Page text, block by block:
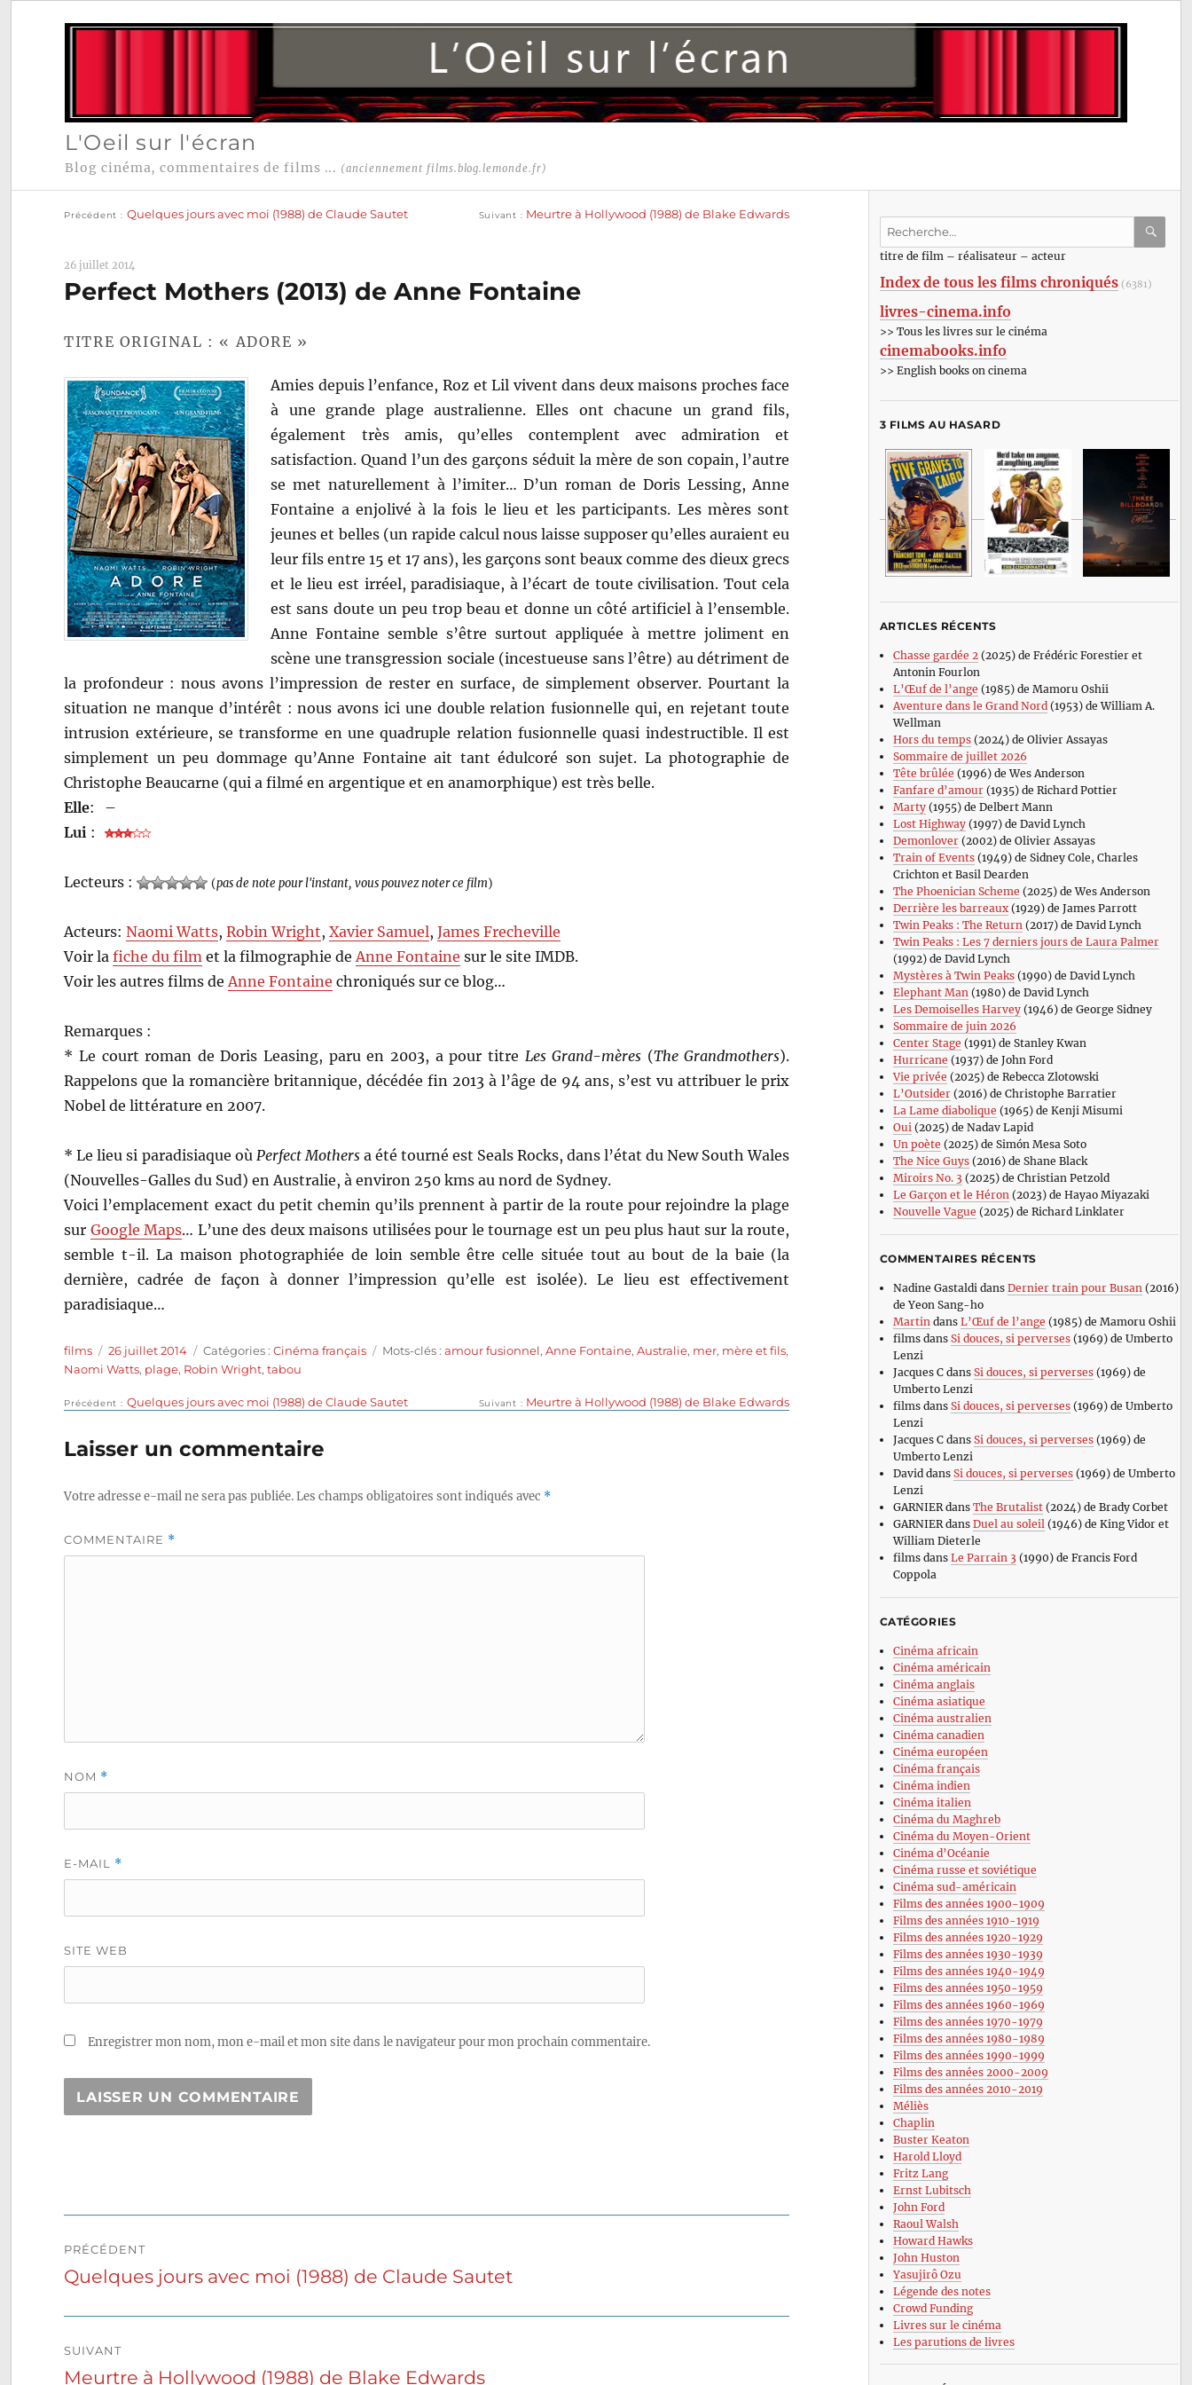
L'Oeil sur l'écran
Blog cinéma, commentaires de films ... (anciennement films.blog.lemonde.fr)
Navigation
l’article
Précédent Quelques jours avec moi (1988) de Claude Sautet Suivant Meurtre à Hollywood (1988) de Blake Edwards
26 juillet 2014
Perfect Mothers (2013) de Anne Fontaine
TITRE ORIGINAL : « ADORE »
Amies depuis l’enfance, Roz et Lil vivent dans deux maisons proches face
à une grande plage australienne. Elles ont chacune un grand fils,
également très amis, qu’elles contemplent avec admiration et
satisfaction. Quand l’un des garçons séduit la mère de son copain, l’autre
se met naturellement à l’imiter… D’un roman de Doris Lessing, Anne
Fontaine a enjolivé à la fois le lieu et les participants. Les mères sont
jeunes et belles (un rapide calcul nous laisse supposer qu’elles auraient eu
leur fils entre 15 et 17 ans), les garçons sont beaux comme des dieux grecs
et le lieu est irréel, paradisiaque, à l’écart de toute civilisation. Tout cela
est sans doute un peu trop beau et donne un côté artificiel à l’ensemble.
Anne Fontaine semble s’être surtout appliquée à mettre joliment en
scène une transgression sociale (incestueuse sans l’être) au détriment de
la profondeur : nous avons l’impression de rester en surface, de simplement observer. Pourtant la
situation ne manque d’intérêt : nous avons ici une double relation fusionnelle qui, en rejetant toute
intrusion extérieure, se transforme en une quadruple relation fusionnelle quasi indestructible. Il est
simplement un peu dommage qu’Anne Fontaine ait tant édulcoré son sujet. La photographie de
Christophe Beaucarne (qui a filmé en argentique et en anamorphique) est très belle.
Elle:
–
Lui :
Lecteurs : (pas de note pour l'instant, vous pouvez noter ce film)
Acteurs:Naomi Watts,Robin Wright,Xavier Samuel,James Frecheville
Voir lafiche du film et la filmographie de Anne Fontaine sur le site IMDB.
Voir les autres films de Anne Fontaine chroniqués sur ce blog…
Remarques :
* Le court roman de Doris Leasing, paru en 2003, a pour titre Les Grand-mères (The Grandmothers).
Rappelons que la romancière britannique, décédée fin 2013 à l’âge de 94 ans, s’est vu attribuer le prix
Nobel de littérature en 2007.
* Le lieu si paradisiaque où Perfect Mothersa été tourné est Seals Rocks, dans l’état du New South Wales
(Nouvelles-Galles du Sud) en Australie, à environ 250 kms au nord de Sydney.
Voici l’emplacement exact du petit chemin qu’ils prennent à partir de la route pour rejoindre la plage
sur Google Maps… L’une des deux maisons utilisées pour le tournage est un peu plus haut sur la route,
semble t-il. La maison photographiée de loin semble être celle située tout au bout de la baie (la
dernière, cadrée de façon à donner l’impression qu’elle est isolée). Le lieu est effectivement
paradisiaque…
Auteur
films
Publié
le
26 juillet 2014 Catégories
Catégories :Cinéma français Étiquettes
Mots-clés :amour fusionnel,Anne Fontaine,Australie, mer, mère et fils,
Naomi Watts, plage, Robin Wright,tabou
Navigation
de
l’article
Précédent
Publication
Quelques jours avec moi (1988) de Claude Sautet Suivant
Publication
Meurtre à Hollywood (1988) de Blake Edwards
Laisser un commentaire
Votre adresse e-mail ne sera pas publiée.Les champs obligatoires sont indiqués avec *
COMMENTAIRE *
NOM *
E-MAIL *
SITE WEB
Enregistrer mon nom, mon e-mail et mon site dans le navigateur pour mon prochain commentaire.
de
PRÉCÉDENT
Publication
Quelques jours avec moi (1988) de Claude Sautet
SUIVANT
Publication
Meurtre à Hollywood (1988) de Blake Edwards
Recherche
:titre de film – réalisateur – acteur
Index de tous les films chroniqués (6381)
livres-cinema.info
>> Tous les livres sur le cinéma
cinemabooks.info
>> English books on cinema
3 FILMS AU HASARD
ARTICLES RÉCENTS
Chasse gardée 2(2025) de Frédéric Forestier et
Antonin Fourlon
L’Œuf de l’ange (1985) de Mamoru Oshii
Aventure dans le Grand Nord(1953) de William A.
Wellman
Hors du temps(2024) de Olivier Assayas
Sommaire de juillet 2026
Tête brûlée (1996) de Wes Anderson
Fanfare d’amour(1935) de Richard Pottier
Marty(1955) de Delbert Mann
Lost Highway(1997) de David Lynch
Demonlover(2002) de Olivier Assayas
Train of Events(1949) de Sidney Cole, Charles
Crichton et Basil Dearden
The Phoenician Scheme (2025) de Wes Anderson
Derrière les barreaux(1929) de James Parrott
Twin Peaks : The Return(2017) de David Lynch
Twin Peaks : Les 7 derniers jours de Laura Palmer
(1992) de David Lynch
Mystères à Twin Peaks(1990) de David Lynch
Elephant Man(1980) de David Lynch
Les Demoiselles Harvey(1946) de George Sidney
Sommaire de juin 2026
Center Stage (1991) de Stanley Kwan
Hurricane (1937) de John Ford
Vie privée (2025) de Rebecca Zlotowski
L’Outsider(2016) de Christophe Barratier
La Lame diabolique (1965) de Kenji Misumi
Oui(2025) de Nadav Lapid
Un poète (2025) de Simón Mesa Soto
The Nice Guys(2016) de Shane Black
Miroirs No. 3 (2025) de Christian Petzold
Le Garçon et le Héron(2023) de Hayao Miyazaki
Nouvelle Vague (2025) de Richard Linklater
COMMENTAIRES RÉCENTS
Nadine Gastaldi dans Dernier train pour Busan (2016)
de Yeon Sang-ho
Martin dans L’Œuf de l’ange (1985) de Mamoru Oshii
filmsdans Si douces, si perverses(1969) de Umberto
Lenzi
Jacques Cdans Si douces, si perverses(1969) de
Umberto Lenzi
filmsdans Si douces, si perverses(1969) de Umberto
Lenzi
Jacques Cdans Si douces, si perverses(1969) de
Umberto Lenzi
David dans Si douces, si perverses(1969) de Umberto
Lenzi
GARNIERdans The Brutalist(2024) de Brady Corbet
GARNIERdans Duel au soleil (1946) de King Vidor et
William Dieterle
filmsdans Le Parrain 3 (1990) de Francis Ford
Coppola
CATÉGORIES
Cinéma africain
Cinéma américain
Cinéma anglais
Cinéma asiatique
Cinéma australien
Cinéma canadien
Cinéma européen
Cinéma français
Cinéma indien
Cinéma italien
Cinéma du Maghreb
Cinéma du Moyen-Orient
Cinéma d’Océanie
Cinéma russe et soviétique
Cinéma sud-américain
Films des années 1900-1909
Films des années 1910-1919
Films des années 1920-1929
Films des années 1930-1939
Films des années 1940-1949
Films des années 1950-1959
Films des années 1960-1969
Films des années 1970-1979
Films des années 1980-1989
Films des années 1990-1999
Films des années 2000-2009
Films des années 2010-2019
Méliès
Chaplin
Buster Keaton
Harold Lloyd
Fritz Lang
Ernst Lubitsch
John Ford
Raoul Walsh
Howard Hawks
John Huston
Yasujirô Ozu
Légende des notes
Crowd Funding
Livres sur le cinéma
Les parutions de livres